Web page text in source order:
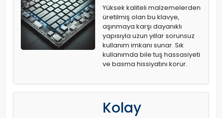
Yüksek kaliteli malzemelerden
üretilmiş olan bu klavye,
aşınmaya karşı dayanıklı
yapısıyla uzun yıllar sorunsuz
kullanım imkanı sunar. Sık
kullanımda bile tuş hassasiyeti
ve basma hissiyatını korur.
Kolay